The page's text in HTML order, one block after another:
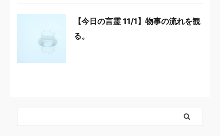
【今日の言霊 11/1】物事の流れを観
る。